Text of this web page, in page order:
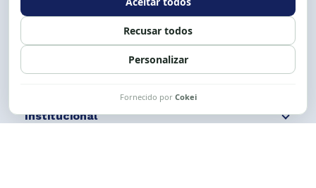
Siga nossas redes Fale conosco
Institucional